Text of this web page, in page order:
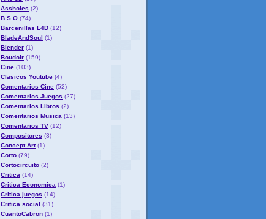
Assholes (2)
B.S.O (74)
Barcenillas L4D (12)
BladeAndSoul (1)
Blender (1)
Boudoir (159)
Cine (103)
Clasicos Youtube (4)
Comentarios Cine (52)
Comentarios Juegos (27)
Comentarios Libros (2)
Comentarios Musica (13)
Comentarios TV (12)
Compositores (3)
Concept Art (1)
Corto (79)
Cortocircuito (2)
Critica (14)
Critica Economica (1)
Critica juegos (14)
Critica social (31)
CuantoCabron (1)